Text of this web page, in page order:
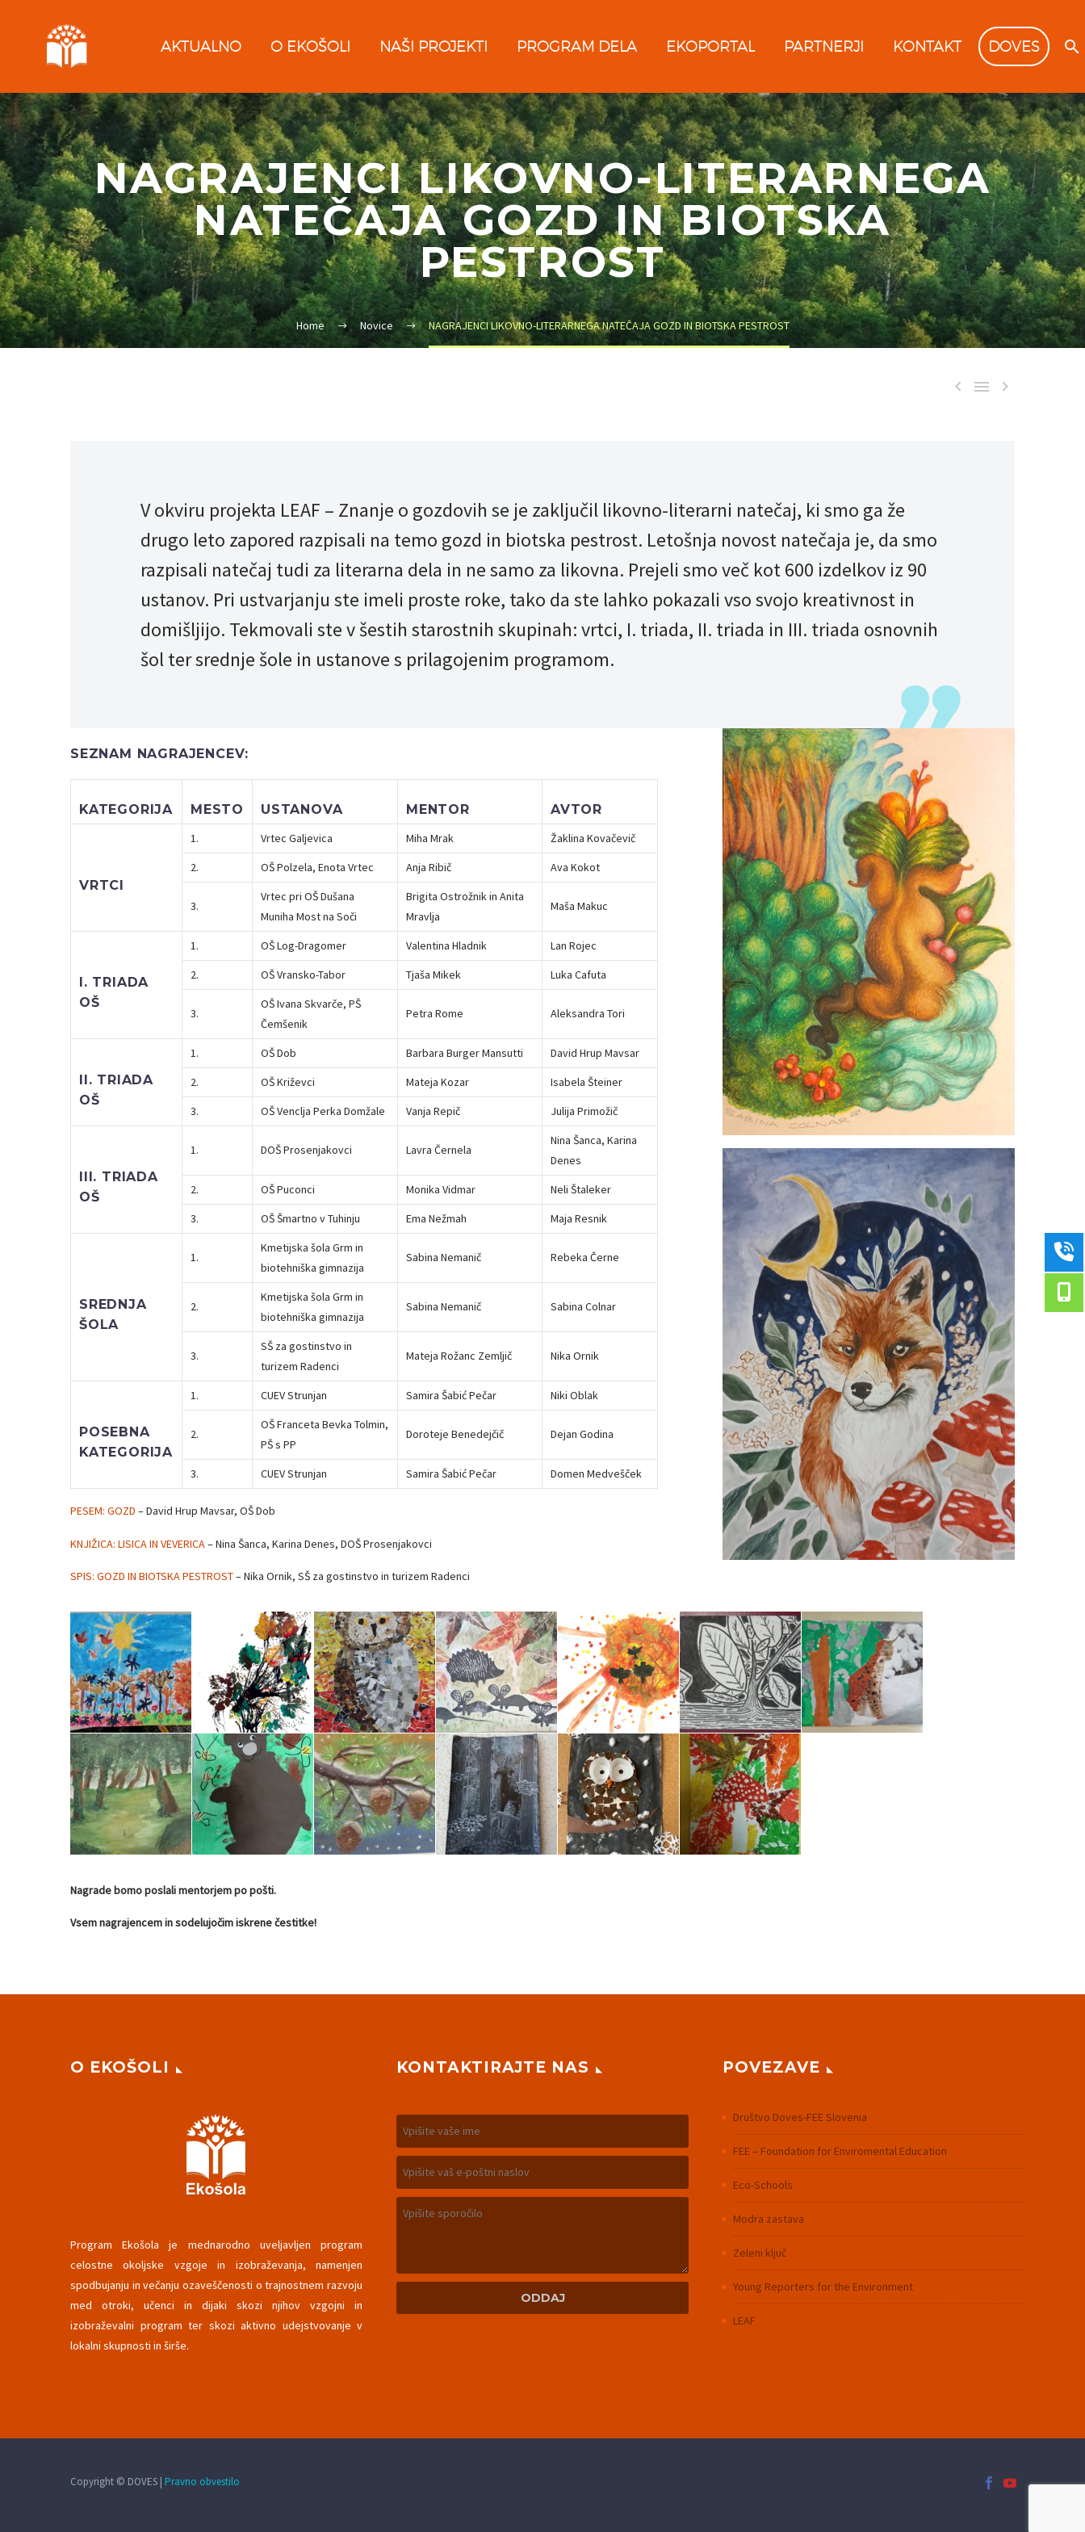
AKTUALNO O EKOŠOLI NAŠI PROJEKTI PROGRAM DELA EKOPORTAL PARTNERJI KONTAKT DOVES
NAGRAJENCI LIKOVNO-LITERARNEGA
NATEČAJA GOZD IN BIOTSKA
PESTROST
Home Novice NAGRAJENCI LIKOVNO-LITERARNEGA NATEČAJA GOZD IN BIOTSKA PESTROST
  
V okviru projekta LEAF – Znanje o gozdovih se je zaključil likovno-literarni natečaj, ki smo ga že
drugo leto zapored razpisali na temo gozd in biotska pestrost. Letošnja novost natečaja je, da smo
razpisali natečaj tudi za literarna dela in ne samo za likovna. Prejeli smo več kot 600 izdelkov iz 90
ustanov. Pri ustvarjanju ste imeli proste roke, tako da ste lahko pokazali vso svojo kreativnost in
domišljijo. Tekmovali ste v šestih starostnih skupinah: vrtci, I. triada, II. triada in III. triada osnovnih
šol ter srednje šole in ustanove s prilagojenim programom.
SEZNAM NAGRAJENCEV:
KATEGORIJA MESTO USTANOVA MENTOR AVTOR
VRTCI
1. Vrtec Galjevica Miha Mrak
Žaklina Kovačevič
2.
OŠ Polzela, Enota Vrtec Anja Ribič Ava Kokot
3.
Vrtec pri OŠ Dušana
Muniha Most na Soči
Brigita Ostrožnik in Anita
Mravlja
Maša Makuc
I. TRIADA
OŠ
1. OŠ Log-Dragomer Valentina Hladnik
Lan Rojec
2.
OŠ Vransko-Tabor Tjaša Mikek Luka Cafuta
3.
OŠ Ivana Skvarče, PŠ
Čemšenik
Petra Rome Aleksandra Tori
II. TRIADA
OŠ
1. OŠ Dob Barbara Burger Mansutti
David Hrup Mavsar
2.
OŠ Križevci Mateja Kozar
Isabela Šteiner
3.
OŠ Venclja Perka Domžale Vanja Repič Julija Primožič
III. TRIADA
OŠ
1. DOŠ Prosenjakovci Lavra Černela
Nina Šanca, Karina
Denes
2.
OŠ Puconci Monika Vidmar
Neli Štaleker
3.
OŠ Šmartno v Tuhinju Ema Nežmah Maja Resnik
SREDNJA
ŠOLA
1.
Kmetijska šola Grm in
biotehniška gimnazija
Sabina Nemanič Rebeka Černe
2.
Kmetijska šola Grm in
biotehniška gimnazija
Sabina Nemanič Sabina Colnar
3.
SŠ za gostinstvo in
turizem Radenci
Mateja Rožanc Zemljič Nika Ornik
POSEBNA
KATEGORIJA
1. CUEV Strunjan Samira Šabić Pečar Niki Oblak
2.
OŠ Franceta Bevka Tolmin,
PŠ s PP
Doroteje Benedejčič Dejan Godina
3. CUEV Strunjan Samira Šabić Pečar Domen Medvešček
PESEM: GOZD – David Hrup Mavsar, OŠ Dob
KNJIŽICA: LISICA IN VEVERICA– Nina Šanca, Karina Denes, DOŠ Prosenjakovci
SPIS: GOZD IN BIOTSKA PESTROST– Nika Ornik, SŠ za gostinstvo in turizem Radenci
Nagrade bomo poslali mentorjem po pošti.
Vsem nagrajencem in sodelujočim iskrene čestitke!
O EKOŠOLI
Program Ekošola je mednarodno uveljavljen program
celostne okoljske vzgoje in izobraževanja, namenjen
spodbujanju in večanju ozaveščenosti o trajnostnem razvoju
med otroki, učenci in dijaki skozi njihov vzgojni in
izobraževalni program ter skozi aktivno udejstvovanje v
lokalni skupnosti in širše.
KONTAKTIRAJTE NAS POVEZAVE
Društvo Doves-FEE Slovenia
FEE – Foundation for Enviromental Education
Eco-Schools
Modra zastava
Zeleni ključ
Young Reporters for the Environment
LEAF
Copyright © DOVES | Pravno obvestilo